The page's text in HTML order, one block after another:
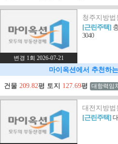
변경 1회 2026-07-21
청주지방법
[근린주택]
3040
마이옥션에서 추천하
건물 209.82평 토지 127.69평 대항력임
대전지방법
[근린주택]